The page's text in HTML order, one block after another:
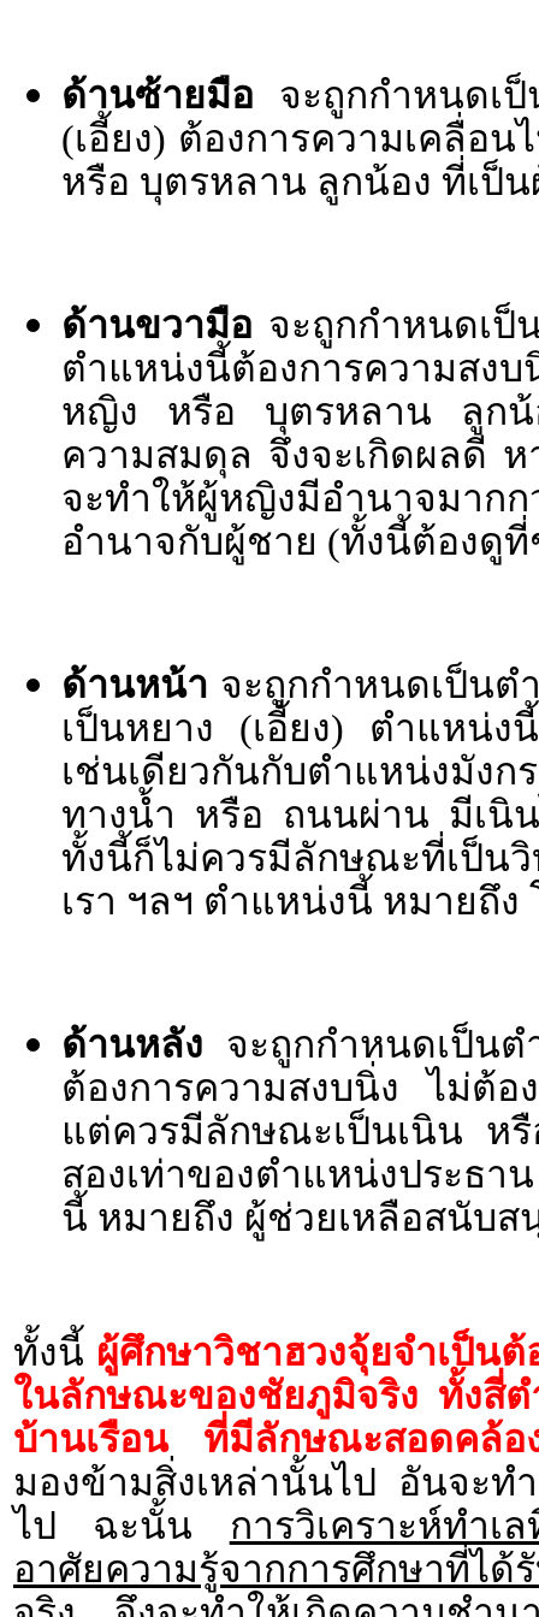
ด้านซ้ายมือ จะถูกกำหนดเ
(เอี้ยง) ต้องการความเคลื่อ
หรือ บุตรหลาน ลูกน้อง ที่เป็
ด้านขวามือ จะถูกกำหนดเป็
ตำแหน่งนี้ต้องการความสงบ
หญิง หรือ บุตรหลาน ลูกน้
ความสมดุล จึงจะเกิดผลดี
จะทำให้ผู้หญิงมีอำนาจมา
อำนาจกับผู้ชาย (ทั้งนี้ต้องดู
ด้านหน้า จะถูกกำหนดเป็นต
เป็นหยาง (เอี้ยง) ตำแหน่ง
เช่นเดียวกันกับตำแหน่งมังก
ทางน้ำ หรือ ถนนผ่าน มีเนิ
ทั้งนี้ก็ไม่ควรมีลักษณะที่เป็น
เรา ฯลฯ ตำแหน่งนี้ หมายถึ
ด้านหลัง จะถูกกำหนดเป็น
ต้องการความสงบนิ่ง ไม่ต้อ
แต่ควรมีลักษณะเป็นเนิน ห
สองเท่าของตำแหน่งประธ
นี้ หมายถึง ผู้ช่วยเหลือสนับส
ทั้งนี้ ผู้ศึกษาวิชาฮวงจุ้ยจำเป็น
ในลักษณะของชัยภูมิจริง ทั้งสี่
บ้านเรือน ที่มีลักษณะสอดคล้อ
มองข้ามสิ่งเหล่านั้นไป อันจะท
ไป ฉะนั้น การวิเคราะห์ทำ
อาศัยความรู้จากการศึกษาที่ไ